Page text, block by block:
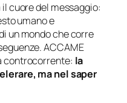
cuore del messaggio:
umano e
un mondo che corre
ACCAME
controcorrente: la
ma nel saper